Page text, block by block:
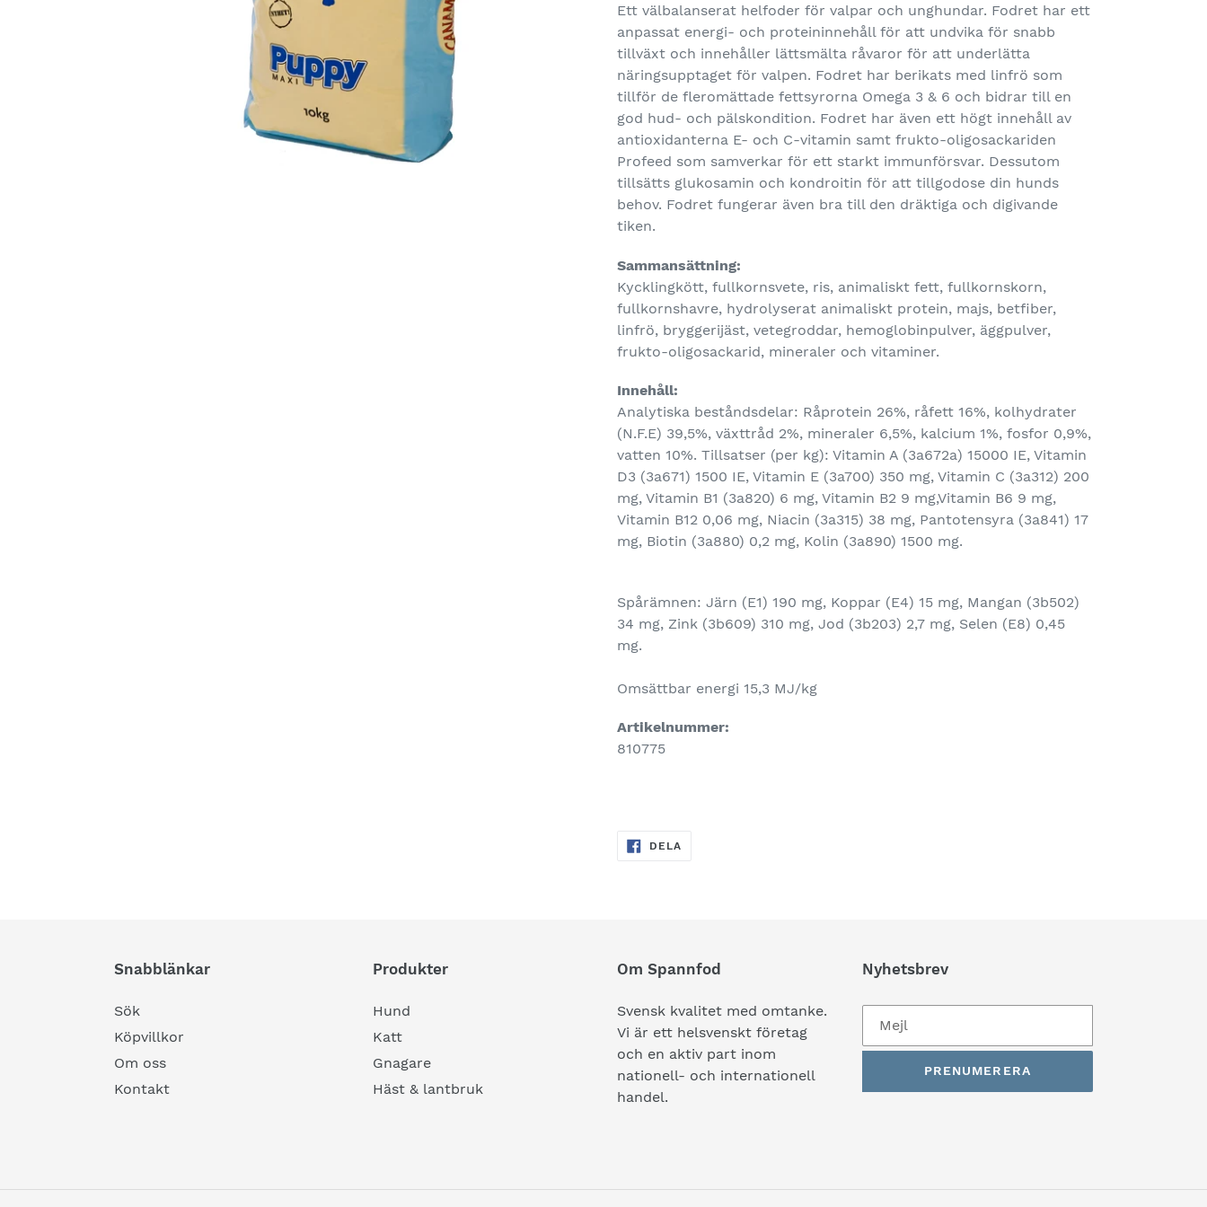
Ett välbalanserat helfoder för valpar och unghundar. Fodret har ett
anpassat energi- och proteininnehåll för att undvika för snabb
tillväxt och innehåller lättsmälta råvaror för att underlätta
näringsupptaget för valpen. Fodret har berikats med linfrö som
tillför de fleromättade fettsyrorna Omega 3 & 6 och bidrar till en
god hud- och pälskondition. Fodret har även ett högt innehåll av
antioxidanterna E- och C-vitamin samt frukto-oligosackariden
Profeed som samverkar för ett starkt immunförsvar. Dessutom
tillsätts glukosamin och kondroitin för att tillgodose din hunds
behov. Fodret fungerar även bra till den dräktiga och digivande
tiken.
Sammansättning:
Kycklingkött, fullkornsvete, ris, animaliskt fett, fullkornskorn,
fullkornshavre, hydrolyserat animaliskt protein, majs, betfiber,
linfrö, bryggerijäst, vetegroddar, hemoglobinpulver, äggpulver,
frukto-oligosackarid, mineraler och vitaminer.​
Innehåll:
Analytiska beståndsdelar: Råprotein 26%, råfett 16%, kolhydrater
(N.F.E) 39,5%, växttråd 2%, mineraler 6,5%, kalcium 1%, fosfor 0,9%,
vatten 10%. Tillsatser (per kg): Vitamin A (3a672a) 15000 IE, Vitamin
D3 (3a671) 1500 IE, Vitamin E (3a700) 350 mg, Vitamin C (3a312) 200
mg, Vitamin B1 (3a820) 6 mg, Vitamin B2 9 mg,Vitamin B6 9 mg,
Vitamin B12 0,06 mg, Niacin (3a315) 38 mg, Pantotensyra (3a841) 17
mg, Biotin (3a880) 0,2 mg, Kolin (3a890) 1500 mg.
Spårämnen: Järn (E1) 190 mg, Koppar (E4) 15 mg, Mangan (3b502)
34 mg, Zink (3b609) 310 mg, Jod (3b203) 2,7 mg, Selen (E8) 0,45
mg.
Omsättbar energi 15,3 MJ/kg
Artikelnummer:
810775
DELA
PÅ
Snabblänkar
Sök
Köpvillkor
Om oss
Kontakt
Produkter
Hund
Katt
Gnagare
Häst & lantbruk
Om Spannfod
Svensk kvalitet med omtanke.
Vi är ett helsvenskt företag
och en aktiv part inom
nationell- och internationell
handel.
Nyhetsbrev
PRENUMERERA